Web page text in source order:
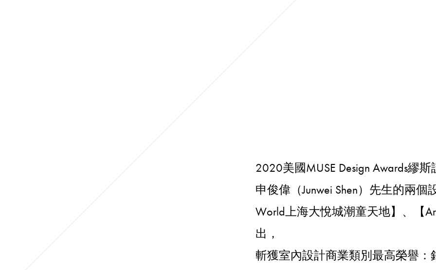
2020美國MUSE Design Awards繆
申俊偉（Junwei Shen）先生的兩個
World上海大悅城潮童天地】、【
出，
斬獲室內設計商業類別最高榮譽